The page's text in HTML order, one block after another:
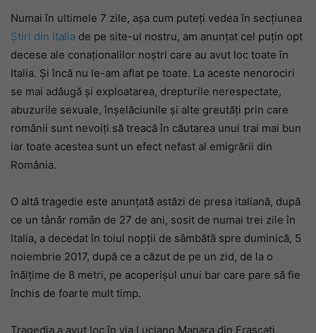
Numai în ultimele 7 zile, așa cum puteți vedea în secțiunea
Știri din Italia de pe site-ul nostru, am anunțat cel puțin opt
decese ale conaționalilor noștri care au avut loc toate în
Italia. Și încă nu le-am aflat pe toate. La aceste nenorociri
se mai adăugă și exploatarea, drepturile nerespectate,
abuzurile sexuale, înșelăciunile și alte greutăți prin care
românii sunt nevoiți să treacă în căutarea unui trai mai bun
iar toate acestea sunt un efect nefast al emigrării din
România.
O altă tragedie este anunțată astăzi de presa italiană, după
ce un tânăr român de 27 de ani, sosit de numai trei zile în
Italia, a decedat în toiul nopții de sâmbătă spre duminică, 5
noiembrie 2017, după ce a căzut de pe un zid, de la o
înălțime de 8 metri, pe acoperișul unui bar care pare să fie
închis de foarte mult timp.
Tragedia a avut loc în via Luciano Manara din Frascati,